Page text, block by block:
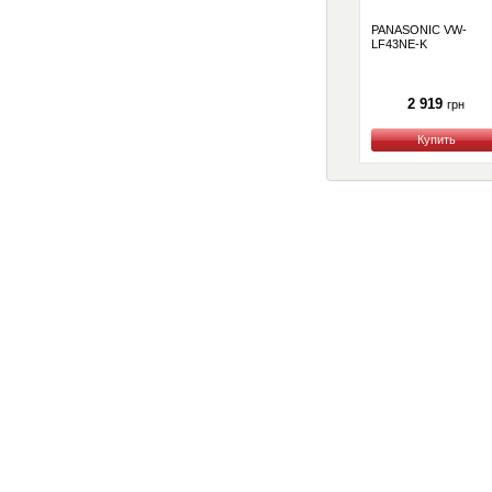
PANASONIC VW-
LF43NE-K
2 919 грн
Купить